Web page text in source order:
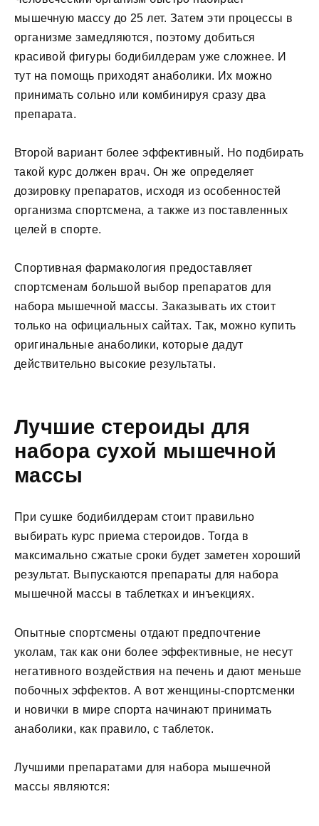
мышечную массу до 25 лет. Затем эти процессы в
организме замедляются, поэтому добиться
красивой фигуры бодибилдерам уже сложнее. И
тут на помощь приходят анаболики. Их можно
принимать сольно или комбинируя сразу два
препарата.
Второй вариант более эффективный. Но подбирать
такой курс должен врач. Он же определяет
дозировку препаратов, исходя из особенностей
организма спортсмена, а также из поставленных
целей в спорте.
Спортивная фармакология предоставляет
спортсменам большой выбор препаратов для
набора мышечной массы. Заказывать их стоит
только на официальных сайтах. Так, можно купить
оригинальные анаболики, которые дадут
действительно высокие результаты.
Лучшие стероиды для
набора сухой мышечной
массы
При сушке бодибилдерам стоит правильно
выбирать курс приема стероидов. Тогда в
максимально сжатые сроки будет заметен хороший
результат. Выпускаются препараты для набора
мышечной массы в таблетках и инъекциях.
Опытные спортсмены отдают предпочтение
уколам, так как они более эффективные, не несут
негативного воздействия на печень и дают меньше
побочных эффектов. А вот женщины-спортсменки
и новички в мире спорта начинают принимать
анаболики, как правило, с таблеток.
Лучшими препаратами для набора мышечной
массы являются: